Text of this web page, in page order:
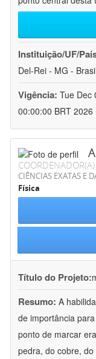
Instituição/UF/
Del-Rei - MG - Brasil
Vigência: Tue Dec
00:00:00 BRT 2026
COORDENADOR(A)
CIÊNCIAS EXATAS E
Física
Título do Projeto:
Resumo: A
de importância
ponto de marcar
pedra, do cobre,